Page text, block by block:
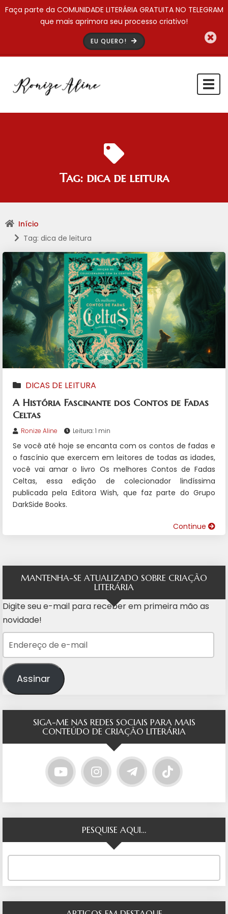
Faça parte da COMUNIDADE LITERÁRIA GRATUITA NO TELEGRAM
que mais aprimora seu processo criativo!
EU QUERO!
Tag: dica de leitura
Início
Tag: dica de leitura
DICAS DE LEITURA
A História Fascinante dos Contos de Fadas
Celtas
Ronize Aline Leitura: 1 min
Se você até hoje se encanta com os contos de fadas e
o fascínio que exercem em leitores de todas as idades,
você vai amar o livro Os melhores Contos de Fadas
Celtas, essa edição de colecionador lindíssima
publicada pela Editora Wish, que faz parte do Grupo
DarkSide Books.
Continue
MANTENHA-SE ATUALIZADO SOBRE CRIAÇÃO
LITERÁRIA
Digite seu e-mail para receber em primeira mão as
novidade!
Assinar
SIGA-ME NAS REDES SOCIAIS PARA MAIS
CONTEÚDO DE CRIAÇÃO LITERÁRIA
PESQUISE AQUI…